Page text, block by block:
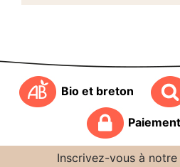
Bio et breton
Inscrivez-vous à